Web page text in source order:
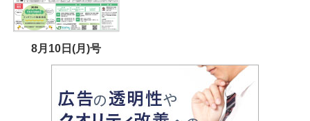
8月10日(月)号